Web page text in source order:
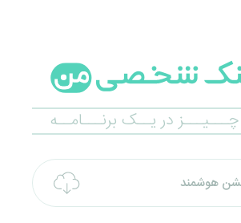
در یــک برنـــامــه
هوشمند